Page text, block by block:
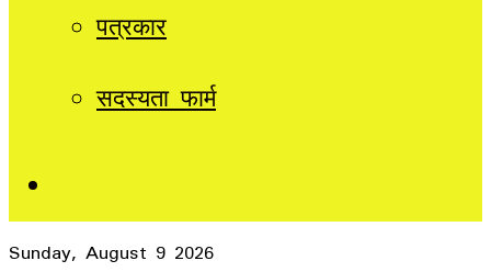
पत्रकार
सदस्यता फार्म
Sunday, August 9 2026